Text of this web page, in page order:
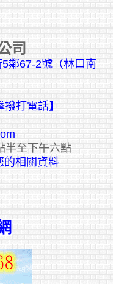
司
鄰67-2號（林口南
撥打電話】
半至下午六點
的相關資料